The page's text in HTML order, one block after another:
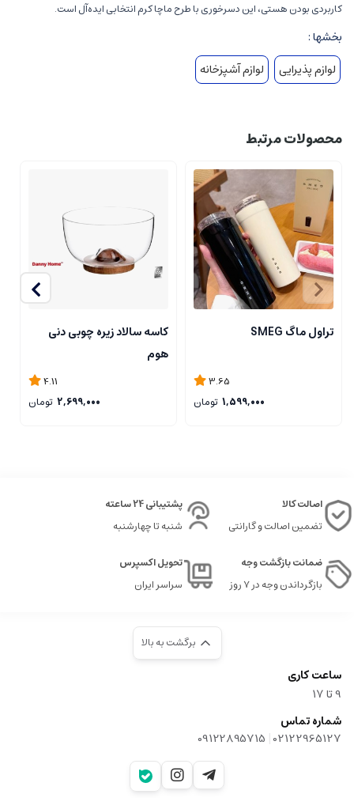
کاربردی بودن هستی، این دسرخوری با طرح ماچا کرم انتخابی ایده‌آل است.
بخشها :
لوازم پذیرایی
لوازم آشپزخانه
محصولات مرتبط
تراول ماگ SMEG
3.65
1,599,000 تومان
کاسه سالاد زیره چوبی دنی
هوم
4.11
2,699,000 تومان
اصالت کالا
تضمین اصالت و گارانتی
پشتیبانی 24 ساعته
شنبه تا چهارشنبه
ضمانت بازگشت وجه
بازگرداندن وجه در ۷ روز
تحویل اکسپرس
سراسر ایران
برگشت به بالا
ساعت کاری
9‌ تا ۱۷
شماره تماس
02122965127
|
09122895715